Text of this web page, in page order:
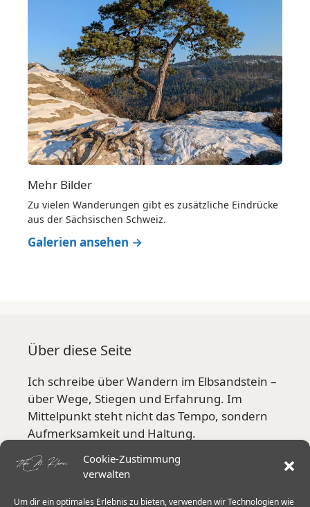
Cookie-Zustimmung
verwalten
Um dir ein optimales Erlebnis zu bieten, verwenden wir Technologien wie
Mehr Bilder
Zu vielen Wanderungen gibt es zusätzliche Eindrücke
aus der Sächsischen Schweiz.
Galerien ansehen →
Über diese Seite
Ich schreibe über Wandern im Elbsandstein –
über Wege, Stiegen und Erfahrung. Im
Mittelpunkt steht nicht das Tempo, sondern
Aufmerksamkeit und Haltung.
Mehr über mich